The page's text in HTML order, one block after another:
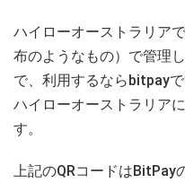
ハイローオーストラリア
布のようなもの）で管理
で、利用するならbitpay
ハイローオーストラリア
す。
上記のQRコードはBitPay